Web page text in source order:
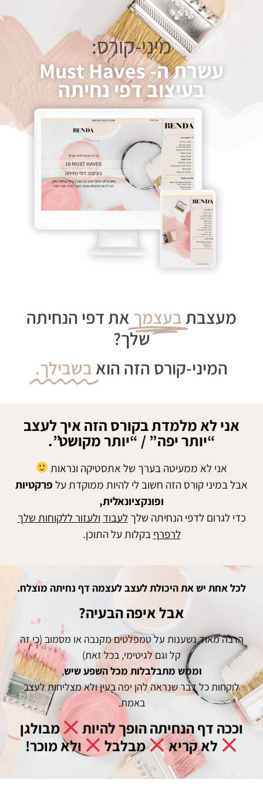
מיני-קורס:
עשרת ה- Must Haves
בעיצוב דפי נחיתה
מעצבתבעצמך את דפי הנחיתה
שלך?
המיני-קורס הזה הוא בשבילך.
אני לא מלמדת בקורס הזה איך לעצב
“יותר יפה” / “יותר מקושט”.
אני לא ממעיטה בערך של אתסטיקה ונראות
אבל במיני קורס הזה חשוב לי להיות ממוקדת על פרקטיות
ופונקציונאלית,
כדי לגרום לדפי הנחיתה שלךלעבוד ולעזור ללקוחות שלך
לרפרף בקלות על התוכן.
לכל אחת יש את היכולת לעצב לעצמה דף נחיתה מוצלח.
אבל איפה הבעיה?
הרבה מאוד נשענות על טמפלטים מקנבה או מסמוב (כי זה
קל וגם לגיטימי, בכל זאת)
וממש מתבלבלות מכל השפע שיש,
לוקחות כל דבר שנראה להן יפה בעין ולא מצליחות לעצב
באמת.
וככה דף הנחיתה הופך להיות
מבולגן
לא קריא
מבלבל ולא מוכר!